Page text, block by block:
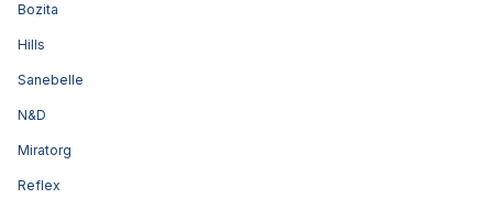
Bozita
Hills
Sanebelle
N&D
Miratorg
Reflex